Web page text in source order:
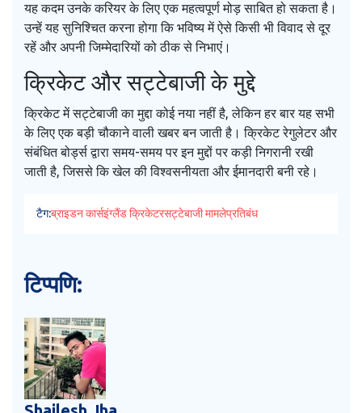
यह कदम उनके करियर के लिए एक महत्वपूर्ण मोड़ साबित हो सकता है।
उन्हें यह सुनिश्चित करना होगा कि भविष्य में ऐसे किसी भी विवाद से दूर
रहें और अपनी जिम्मेदारियों को ठीक से निभाएं।
क्रिकेट और सट्टेबाजी के मुद्दे
क्रिकेट में सट्टेबाजी का मुद्दा कोई नया नहीं है, लेकिन हर बार यह सभी
के लिए एक बड़ी चौकाने वाली खबर बन जाती है। क्रिकेट रेगुलेटर और
संबंधित बोर्ड्स द्वारा समय-समय पर इन मुद्दों पर कड़ी निगरानी रखी
जाती है, जिससे कि खेल की विश्वसनीयता और ईमानदारी बनी रहे।
टैग:ब्राइडन कार्सइंग्लैंड क्रिकेटरसट्टेबाजी मामलेप्रतिबंध
टिप्पणि: